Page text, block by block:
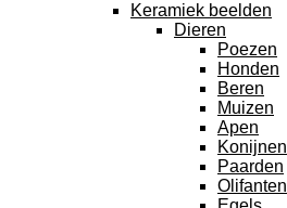
Keramiek beelden
Dieren
Poezen
Honden
Beren
Muizen
Apen
Konijnen
Paarden
Olifanten